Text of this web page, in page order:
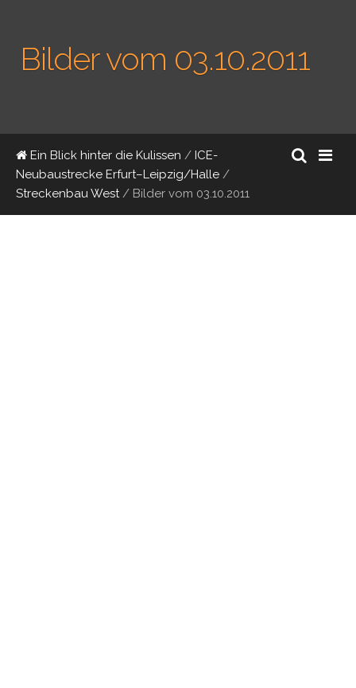
Bilder vom 03.10.2011
Ein Blick hinter die Kulissen / ICE-
Neubaustrecke Erfurt–Leipzig/Halle /
Streckenbau West/ Bilder vom 03.10.2011